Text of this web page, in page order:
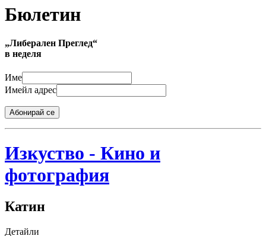
Бюлетин
„Либерален Преглед“
в неделя
Име
Имейл адрес
Абонирай се
Изкуство - Кино и
фотография
Катин
Детайли